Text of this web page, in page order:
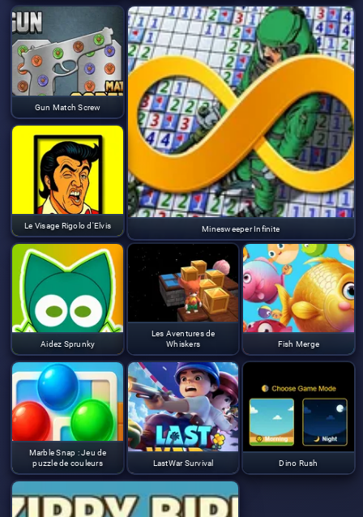
Gun Match Screw
Minesweeper Infinite
Le Visage Rigolo d'Elvis
Aidez Sprunky
Les Aventures de
Whiskers
Fish Merge
Marble Snap : Jeu de
puzzle de couleurs
LastWar Survival Dino Rush